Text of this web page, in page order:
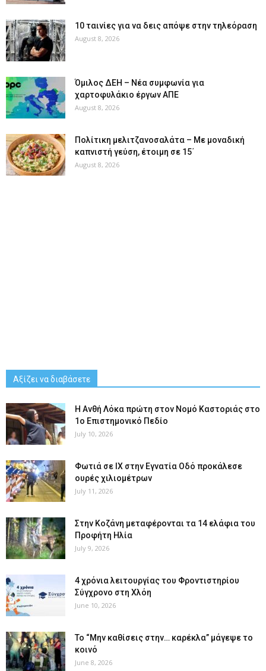
10 ταινίες για να δεις απόψε στην τηλεόραση
August 8, 2026
Όμιλος ΔΕΗ – Νέα συμφωνία για
χαρτοφυλάκιο έργων ΑΠΕ
August 8, 2026
Πολίτικη μελιτζανοσαλάτα – Με μοναδική
καπνιστή γεύση, έτοιμη σε 15΄
August 8, 2026
Αξίζει να διαβάσετε
Η Ανθή Λόκα πρώτη στον Νομό Καστοριάς στο
1ο Επιστημονικό Πεδίο
July 10, 2026
Φωτιά σε ΙΧ στην Εγνατία Οδό προκάλεσε
ουρές χιλιομέτρων
July 11, 2026
Στην Κοζάνη μεταφέρονται τα 14 ελάφια του
Προφήτη Ηλία
July 9, 2026
4 χρόνια λειτουργίας του Φροντιστηρίου
Σύγχρονο στη Χλόη
June 10, 2026
Το “Μην καθίσεις στην… καρέκλα” μάγεψε το
κοινό
June 8, 2026